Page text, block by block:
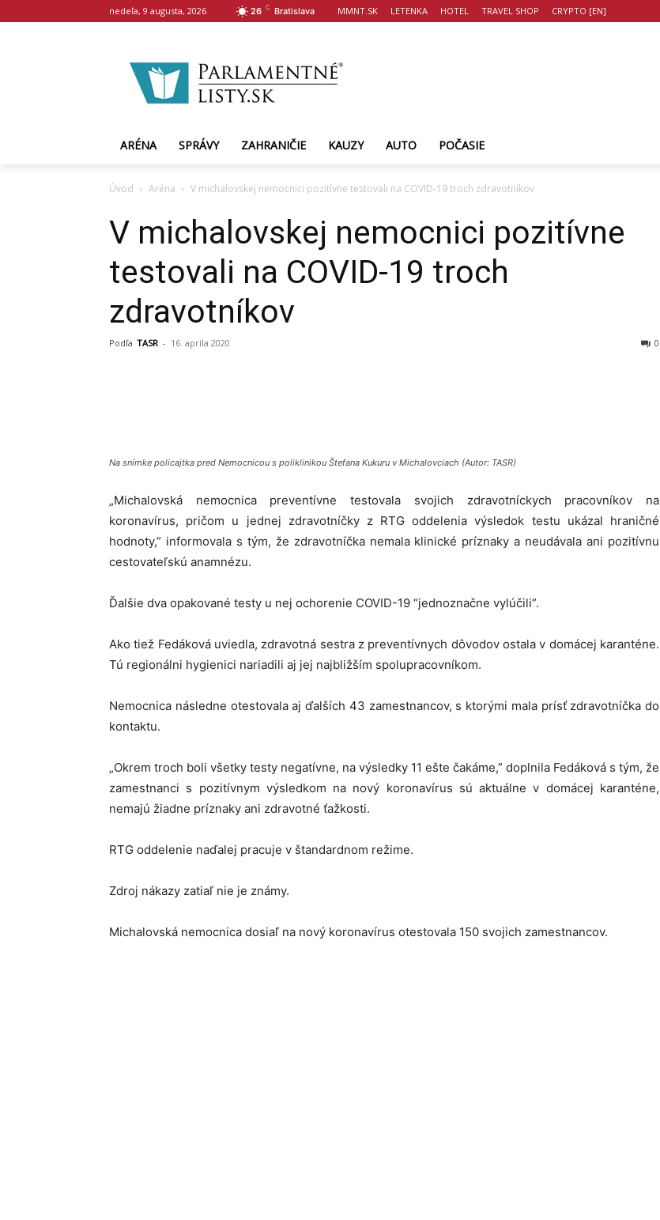
nedeľa, 9 augusta, 2026 26 C Bratislava MMNT.SK LETENKA HOTEL TRAVEL SHOP CRYPTO [EN]
ARÉNA SPRÁVY ZAHRANIČIE KAUZY AUTO POČASIE
Úvod Aréna V michalovskej nemocnici pozitívne testovali na COVID-19 troch zdravotníkov
V michalovskej nemocnici pozitívne
testovali na COVID-19 troch
zdravotníkov
Podľa TASR - 16. apríla 2020 0
Na snímke policajtka pred Nemocnicou s poliklinikou Štefana Kukuru v Michalovciach (Autor: TASR)
„Michalovská nemocnica preventívne testovala svojich zdravotníckych pracovníkov na
koronavírus, pričom u jednej zdravotníčky z RTG oddelenia výsledok testu ukázal hraničné
hodnoty,” informovala s tým, že zdravotníčka nemala klinické príznaky a neudávala ani pozitívnu
cestovateľskú anamnézu.
Ďalšie dva opakované testy u nej ochorenie COVID-19 “jednoznačne vylúčili”.
Ako tiež Fedáková uviedla, zdravotná sestra z preventívnych dôvodov ostala v domácej karanténe.
Tú regionálni hygienici nariadili aj jej najbližším spolupracovníkom.
Nemocnica následne otestovala aj ďalších 43 zamestnancov, s ktorými mala prísť zdravotníčka do
kontaktu.
„Okrem troch boli všetky testy negatívne, na výsledky 11 ešte čakáme,” doplnila Fedáková s tým, že
zamestnanci s pozitívnym výsledkom na nový koronavírus sú aktuálne v domácej karanténe,
nemajú žiadne príznaky ani zdravotné ťažkosti.
RTG oddelenie naďalej pracuje v štandardnom režime.
Zdroj nákazy zatiaľ nie je známy.
Michalovská nemocnica dosiaľ na nový koronavírus otestovala 150 svojich zamestnancov.